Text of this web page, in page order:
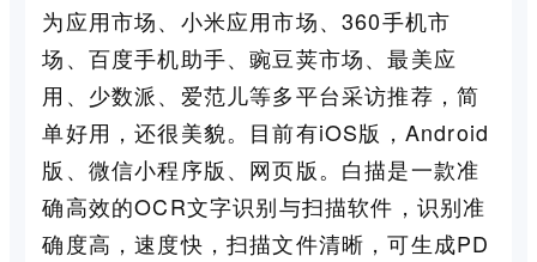
为应用市场、小米应用市场、360手机市
场、百度手机助手、豌豆荚市场、最美应
用、少数派、爱范儿等多平台采访推荐，简
单好用，还很美貌。目前有iOS版，Android
版、微信小程序版、网页版。白描是一款准
确高效的OCR文字识别与扫描软件，识别准
确度高，速度快，扫描文件清晰，可生成PD